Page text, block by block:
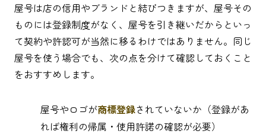
屋号は店の信用やブランドと結びつきますが、屋号その
ものには登録制度がなく、屋号を引き継いだからといっ
て契約や許認可が当然に移るわけではありません。同じ
屋号を使う場合でも、次の点を分けて確認しておくこと
をおすすめします。
屋号やロゴが商標登録されていないか（登録があ
れば権利の帰属・使用許諾の確認が必要）